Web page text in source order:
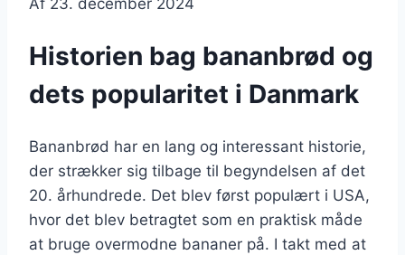
Af 23. december 2024
Historien bag bananbrød og
dets popularitet i Danmark
Bananbrød har en lang og interessant historie,
der strækker sig tilbage til begyndelsen af det
20. århundrede. Det blev først populært i USA,
hvor det blev betragtet som en praktisk måde
at bruge overmodne bananer på. I takt med at